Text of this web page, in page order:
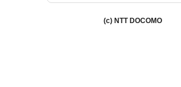
(c) NTT DOCOMO